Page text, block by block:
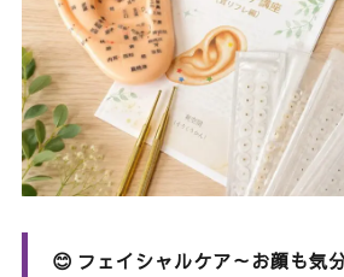
😊 フェイシャルケア～お顔も気